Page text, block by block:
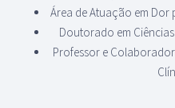
Área de Atuação em Dor
Doutorado em
Professor e